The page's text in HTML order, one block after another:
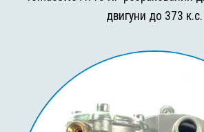
двигуни до 373 к.с.